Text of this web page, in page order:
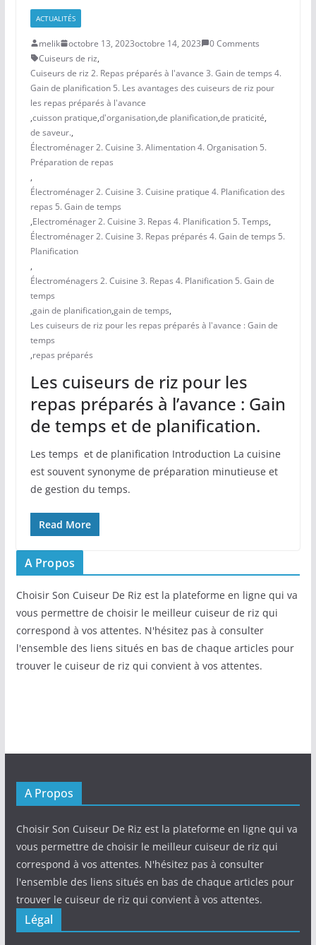
ACTUALITÉS
melik octobre 13, 2023octobre 14, 2023
0 Comments
Cuiseurs de riz,
Cuiseurs de riz 2. Repas préparés à l'avance 3. Gain de temps 4.
Gain de planification 5. Les avantages des cuiseurs de riz pour
les repas préparés à l'avance
,cuisson pratique,d'organisation,de planification,de praticité,
de saveur.,
Électroménager 2. Cuisine 3. Alimentation 4. Organisation 5.
Préparation de repas
,
Électroménager 2. Cuisine 3. Cuisine pratique 4. Planification des
repas 5. Gain de temps
,Electroménager 2. Cuisine 3. Repas 4. Planification 5. Temps,
Électroménager 2. Cuisine 3. Repas préparés 4. Gain de temps 5.
Planification
,
Électroménagers 2. Cuisine 3. Repas 4. Planification 5. Gain de
temps
,gain de planification,gain de temps,
Les cuiseurs de riz pour les repas préparés à l'avance : Gain de
temps
,repas préparés
Les cuiseurs de riz pour les
repas préparés à l’avance : Gain
de temps et de planification.
Les temps ‌ et de planification Introduction La cuisine
est souvent synonyme de ‌préparation ‍minutieuse et
de gestion du ‍temps.
Read More
A Propos
Choisir Son Cuiseur De Riz est la plateforme en ligne qui va
vous permettre de choisir le meilleur cuiseur de riz qui
correspond à vos attentes. N'hésitez pas à consulter
l'ensemble des liens situés en bas de chaque articles pour
trouver le cuiseur de riz qui convient à vos attentes.
A Propos
Choisir Son Cuiseur De Riz est la plateforme en ligne qui va
vous permettre de choisir le meilleur cuiseur de riz qui
correspond à vos attentes. N'hésitez pas à consulter
l'ensemble des liens situés en bas de chaque articles pour
trouver le cuiseur de riz qui convient à vos attentes.
Légal